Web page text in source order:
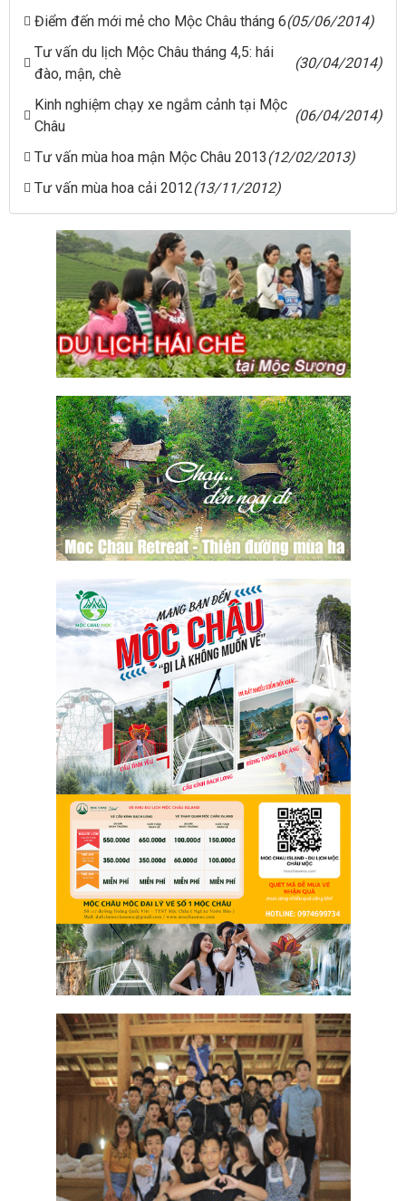
Điểm đến mới mẻ cho Mộc Châu tháng 6(05/06/2014)
Tư vấn du lịch Mộc Châu tháng 4,5: hái
đào, mận, chè
(30/04/2014)
Kinh nghiệm chạy xe ngắm cảnh tại Mộc
Châu
(06/04/2014)
Tư vấn mùa hoa mận Mộc Châu 2013(12/02/2013)
Tư vấn mùa hoa cải 2012(13/11/2012)